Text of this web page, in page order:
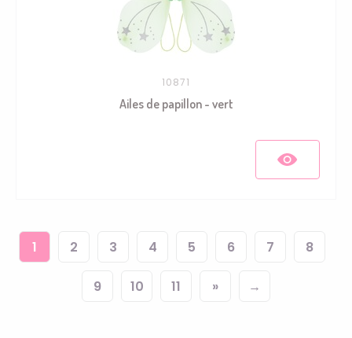
10871
Ailes de papillon - vert
1 2 3 4 5 6 7 8
9 10 11 » →